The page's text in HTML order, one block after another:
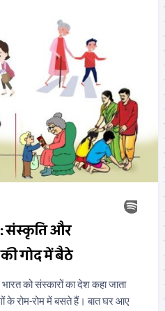
को संस्कारों का देश कहा जाता
के रोम-रोम में बसते हैं। बात घर आए